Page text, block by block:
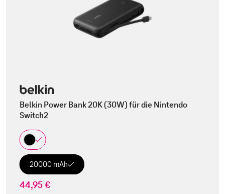
Belkin Power Bank 20K (30W) für die Nintendo
Switch2
20000 mAh
44,95 €